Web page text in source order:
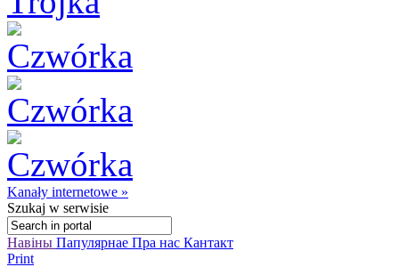
Kanały internetowe »
Szukaj w serwisie
Навіны Папулярнае Пра нас Кантакт
Print